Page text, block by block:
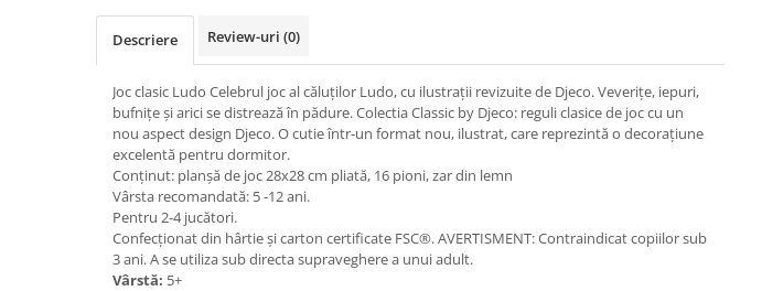
Descriere Review-uri (0)
Joc clasic Ludo Celebrul joc al căluților Ludo, cu ilustrații revizuite de Djeco. Veverițe, iepuri,
bufnițe și arici se distrează în pădure. Colectia Classic by Djeco: reguli clasice de joc cu un
nou aspect design Djeco. O cutie într-un format nou, ilustrat, care reprezintă o decorațiune
excelentă pentru dormitor.
Conținut: planșă de joc 28x28 cm pliată, 16 pioni, zar din lemn
Vârsta recomandată: 5 -12 ani.
Pentru 2-4 jucători.
Confecționat din hârtie și carton certificate FSC®. AVERTISMENT: Contraindicat copiilor sub
3 ani. A se utiliza sub directa supraveghere a unui adult.
Vârstă: 5+